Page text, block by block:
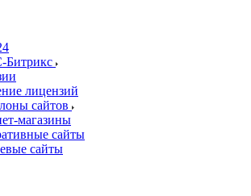
Битрикс
лицензий
сайтов
магазины
сайты
сайты